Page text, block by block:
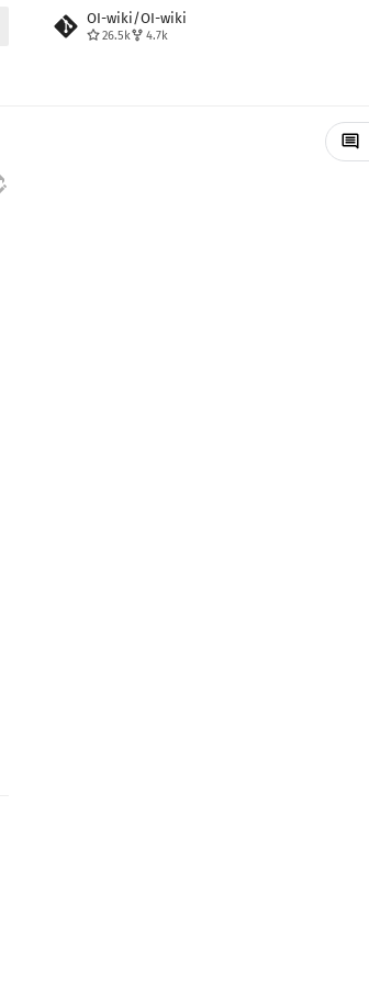
OI-wiki/OI-wiki
26.5k 4.7k